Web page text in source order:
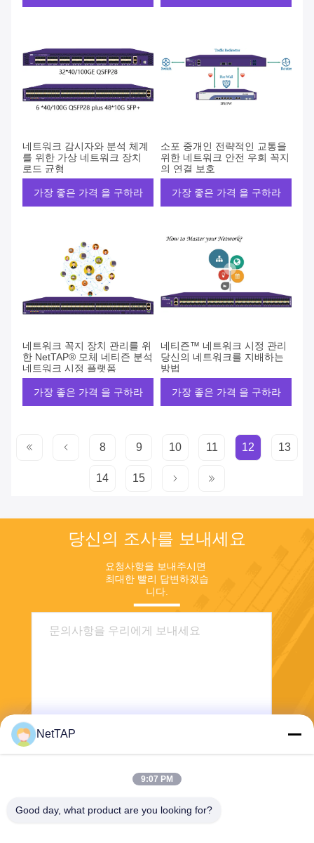
네트워크 감시자와 분석 체계
를 위한 가상 네트워크 장치
로드 균형
가장 좋은 가격 을 구하라
소포 중개인 전략적인 교통을
위한 네트워크 안전 우회 꼭지
의 연결 보호
가장 좋은 가격 을 구하라
네트워크 꼭지 장치 관리를 위
한 NetTAP® 모체 네티즌 분석
네트워크 시정 플랫폼
가장 좋은 가격 을 구하라
네티즌™ 네트워크 시정 관리
당신의 네트워크를 지배하는
방법
가장 좋은 가격 을 구하라
8 9 10 11 12 13
14 15
당신의 조사를 보내세요
요청사항을 보내주시면
최대한 빨리 답변하겠습
니다.
보내
NetTAP
9:07 PM
Good day, what product are you looking for?